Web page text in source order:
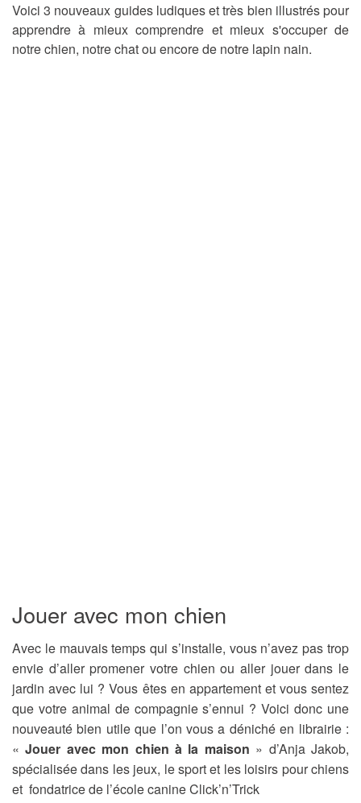
Voici 3 nouveaux guides ludiques et très bien illustrés pour
apprendre à mieux comprendre et mieux s'occuper de
notre chien, notre chat ou encore de notre lapin nain.
Jouer avec mon chien
Avec le mauvais temps qui s’installe, vous n’avez pas trop
envie d’aller promener votre chien ou aller jouer dans le
jardin avec lui ? Vous êtes en appartement et vous sentez
que votre animal de compagnie s’ennui ? Voici donc une
nouveauté bien utile que l’on vous a déniché en librairie :
« Jouer avec mon chien à la maison » d’Anja Jakob,
spécialisée dans les jeux, le sport et les loisirs pour chiens
et fondatrice de l’école canine Click’n’Trick